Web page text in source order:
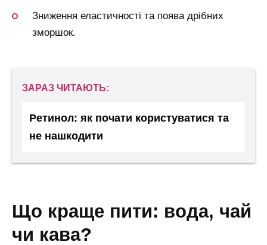
Зниження еластичності та поява дрібних
зморшок.
ЗАРАЗ ЧИТАЮТЬ:
Ретинол: як почати користуватися та
не нашкодити
що краще пити: вода, чай
чи кава?